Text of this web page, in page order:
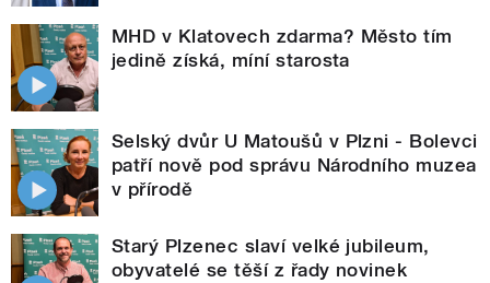
MHD v Klatovech zdarma? Město tím
jedině získá, míní starosta
Selský dvůr U Matoušů v Plzni - Bolevci
patří nově pod správu Národního muzea
v přírodě
Starý Plzenec slaví velké jubileum,
obyvatelé se těší z řady novinek